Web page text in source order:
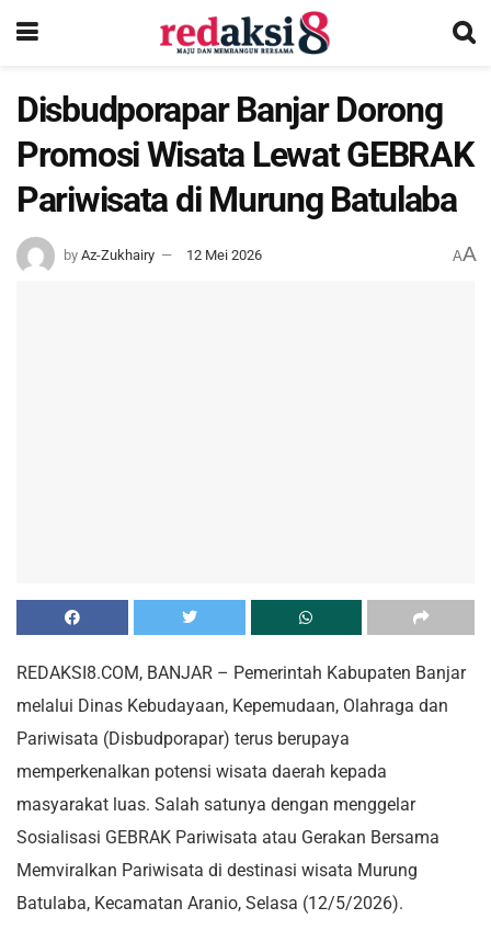
Disbudporapar Banjar Dorong
Promosi Wisata Lewat GEBRAK
Pariwisata di Murung Batulaba
by Az-Zukhairy 12 Mei 2026 AA
REDAKSI8.COM, BANJAR – Pemerintah Kabupaten Banjar
melalui Dinas Kebudayaan, Kepemudaan, Olahraga dan
Pariwisata (Disbudporapar) terus berupaya
memperkenalkan potensi wisata daerah kepada
masyarakat luas. Salah satunya dengan menggelar
Sosialisasi GEBRAK Pariwisata atau Gerakan Bersama
Memviralkan Pariwisata di destinasi wisata Murung
Batulaba, Kecamatan Aranio, Selasa (12/5/2026).